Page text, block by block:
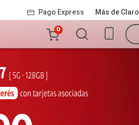
Pago Express Más de Claro
Carro
la
0